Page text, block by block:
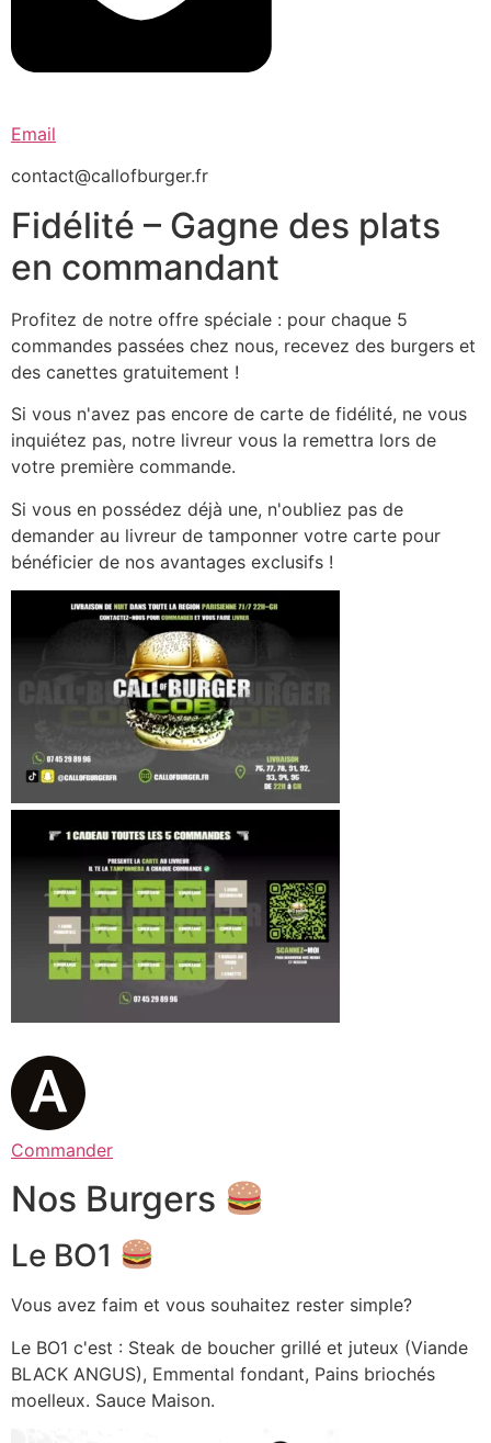
Email
contact@callofburger.fr
Fidélité – Gagne des plats
en commandant
Profitez de notre offre spéciale : pour chaque 5
commandes passées chez nous, recevez des burgers et
des canettes gratuitement !
Si vous n'avez pas encore de carte de fidélité, ne vous
inquiétez pas, notre livreur vous la remettra lors de
votre première commande.
Si vous en possédez déjà une, n'oubliez pas de
demander au livreur de tamponner votre carte pour
bénéficier de nos avantages exclusifs !
Commander
Nos Burgers
Le BO1
Vous avez faim et vous souhaitez rester simple?
Le BO1 c'est : Steak de boucher grillé et juteux (Viande
BLACK ANGUS), Emmental fondant, Pains briochés
moelleux. Sauce Maison.